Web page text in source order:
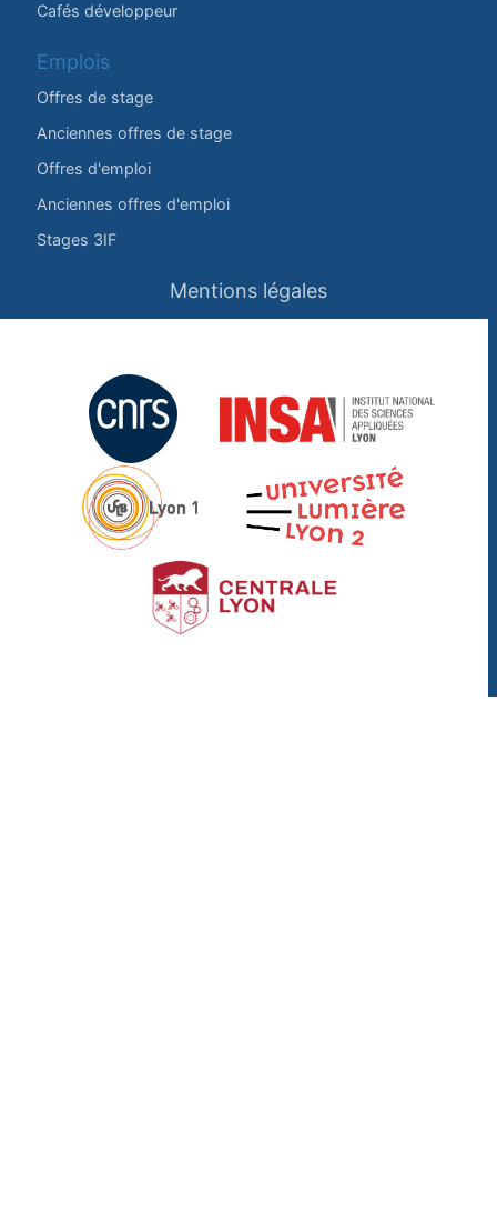
Cafés développeur
Emplois
Offres de stage
Anciennes offres de stage
Offres d'emploi
Anciennes offres d'emploi
Stages 3IF
Mentions légales